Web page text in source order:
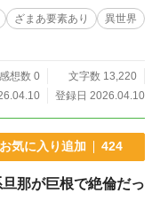
ざまあ要素あり
異世界
感想数 0
文字数 13,220
登録日 2026.04.10
お気に入り追加 424
那が巨根で絶倫だっ